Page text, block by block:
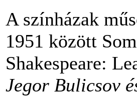
A színházak
1951 között
Shakespeare:
Jegor Bulicsov